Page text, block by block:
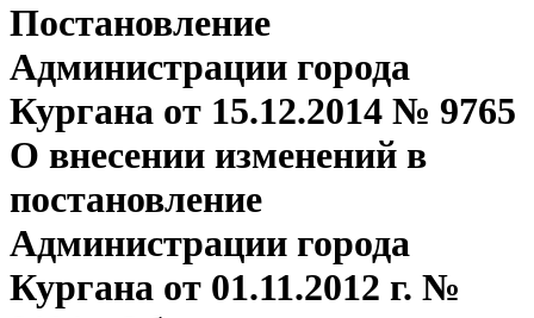
Постановление
Администрации города
Кургана от 15.12.2014 № 9765
О внесении изменений в
постановление
Администрации города
Кургана от 01.11.2012 г. №